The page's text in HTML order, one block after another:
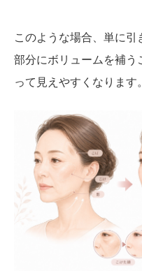
このような場合、単に
部分にボリュームを補う
って見えやすくなります。